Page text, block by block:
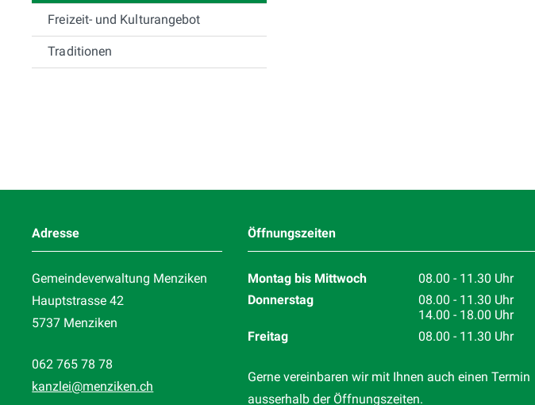
Freizeit- und Kulturangebot
Traditionen
Adresse
Gemeindeverwaltung Menziken
Hauptstrasse 42
5737 Menziken
062 765 78 78
kanzlei@menziken.ch
Öffnungszeiten
Montag bis Mittwoch
08.00 - 11.30 Uhr
Donnerstag
08.00 - 11.30 Uhr
14.00 - 18.00 Uhr
Freitag
08.00 - 11.30 Uhr
Gerne vereinbaren wir mit Ihnen auch einen Termin
ausserhalb der Öffnungszeiten.